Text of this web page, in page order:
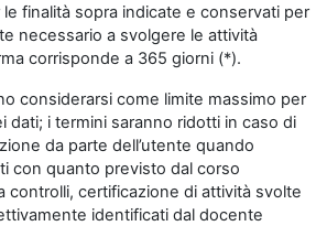
finalità sopra indicate e conservati per
necessario a svolgere le attività
corrisponde a 365 giorni (*).
considerarsi come limite massimo per
dati; i termini saranno ridotti in caso di
da parte dell’utente quando
con quanto previsto dal corso
controlli, certificazione di attività svolte
identificati dal docente